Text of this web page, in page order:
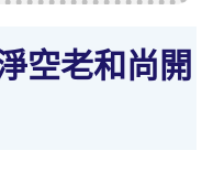
空老和尚開